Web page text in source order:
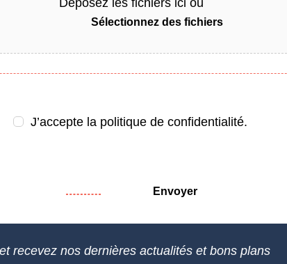
Sélectionnez des fichiers
J’accepte la politique de confidentialité.
Envoyer
recevez nos dernières actualités et bons plans